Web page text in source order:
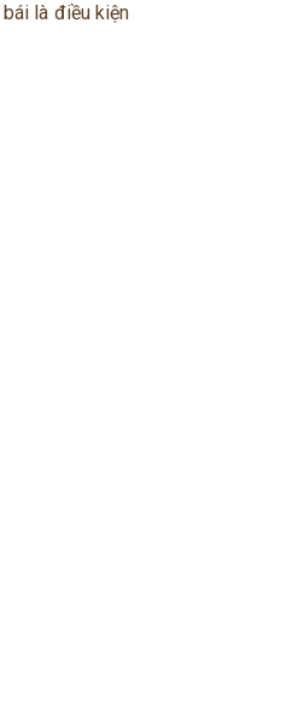
là điều kiện